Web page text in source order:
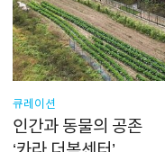
큐레이션
인간과 동물의 공존